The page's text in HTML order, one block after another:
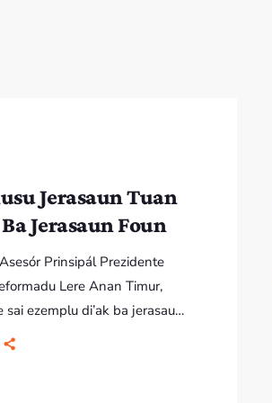
Jerasaun Tuan
Jerasaun Foun
Prinsipál Prezidente
Lere Anan Timur,
ezemplu di’ak ba jerasaun
no mantém unidade